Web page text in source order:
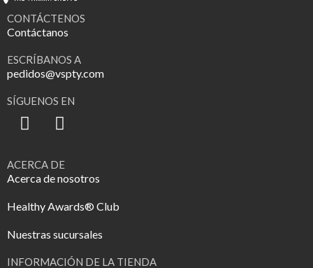
CONTÁCTENOS
Contáctanos
ESCRÍBANOS A
pedidos@vspty.com
SÍGUENOS EN
ACERCA DE
Acerca de nosotros
Healthy Awards® Club
Nuestras sucursales
INFORMACIÓN DE LA TIENDA